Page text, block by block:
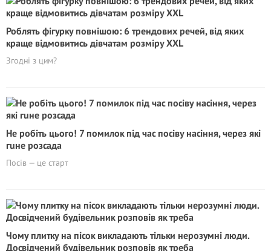
Роблять фігурку повнішою: 6 трендових речей, від яких
краще відмовитись дівчатам розміру ХXL
Згодні з цим?
Не робіть цього! 7 помилок під час посіву насіння, через які
гuнe розсада
Посів — це старт
Чому плитку на пісок викладають тільки нерозумні люди.
Досвідчений будівельник розповів як треба